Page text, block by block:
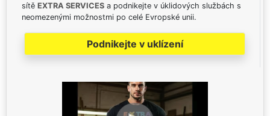
sítě EXTRA SERVICES a podnikejte v úklidových službách s
neomezenými možnostmi po celé Evropské unii.
Podnikejte v uklízení